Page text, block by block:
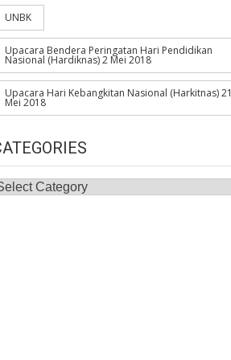
UNBK
Upacara Bendera Peringatan Hari Pendidikan
Nasional (Hardiknas) 2 Mei 2018
Upacara Hari Kebangkitan Nasional (Harkitnas) 21
Mei 2018